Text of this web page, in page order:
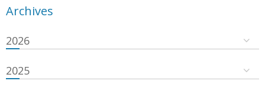
Archives
2026
2025